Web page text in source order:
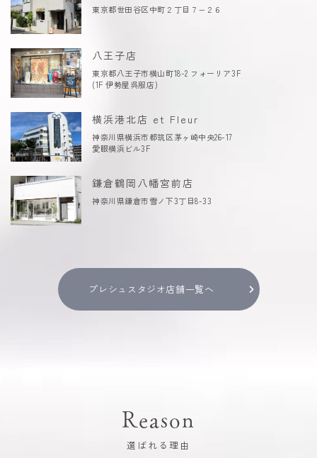
東京都世田谷区中町２丁目７−２６
八王子店
東京都八王子市横山町18-2 フォーリア3F
(1F 伊勢屋呉服店)
横浜港北店 et Fleur
神奈川県横浜市都筑区茅ヶ崎中央26-17
愛眼横浜ビル3F
鎌倉鶴岡八幡宮前店
神奈川県鎌倉市雪ノ下3丁目8-33
プレシュスタジオ店舗一覧へ
Reason
選ばれる理由